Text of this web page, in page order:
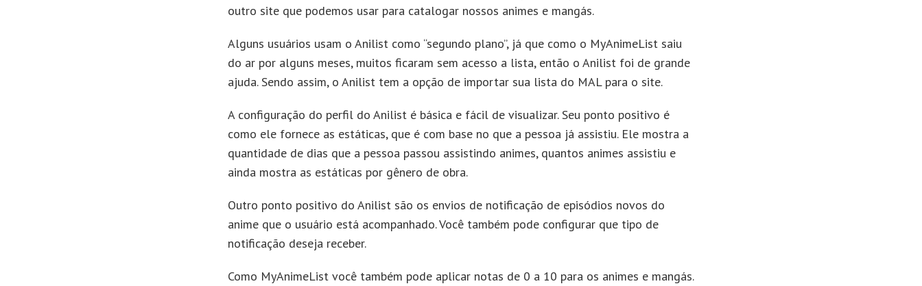
outro site que podemos usar para catalogar nossos animes e mangás.
Alguns usuários usam o Anilist como “segundo plano”, já que como o MyAnimeList saiu
do ar por alguns meses, muitos ficaram sem acesso a lista, então o Anilist foi de grande
ajuda. Sendo assim, o Anilist tem a opção de importar sua lista do MAL para o site.
A configuração do perfil do Anilist é básica e fácil de visualizar. Seu ponto positivo é
como ele fornece as estáticas, que é com base no que a pessoa já assistiu. Ele mostra a
quantidade de dias que a pessoa passou assistindo animes, quantos animes assistiu e
ainda mostra as estáticas por gênero de obra.
Outro ponto positivo do Anilist são os envios de notificação de episódios novos do
anime que o usuário está acompanhado. Você também pode configurar que tipo de
notificação deseja receber.
Como MyAnimeList você também pode aplicar notas de 0 a 10 para os animes e mangás.